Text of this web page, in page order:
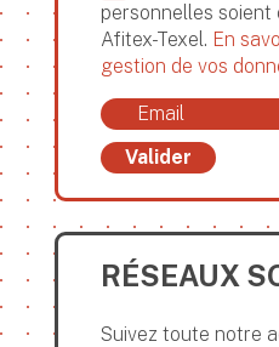
personnelles
Afitex-Texel. En
gestion de vos
Valider
RÉSEAUX
Suivez toute notre